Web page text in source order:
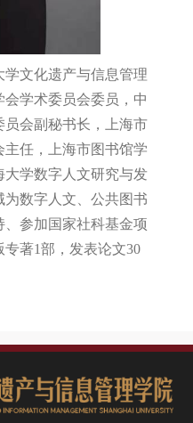
文化遗产与信息管理
学术委员会委员，中
员会副秘书长，上海市
任，上海市图书馆学
学数字人文研究与发
数字人文、公共图书
参加国家社科基金项
专著1部，发表论文30